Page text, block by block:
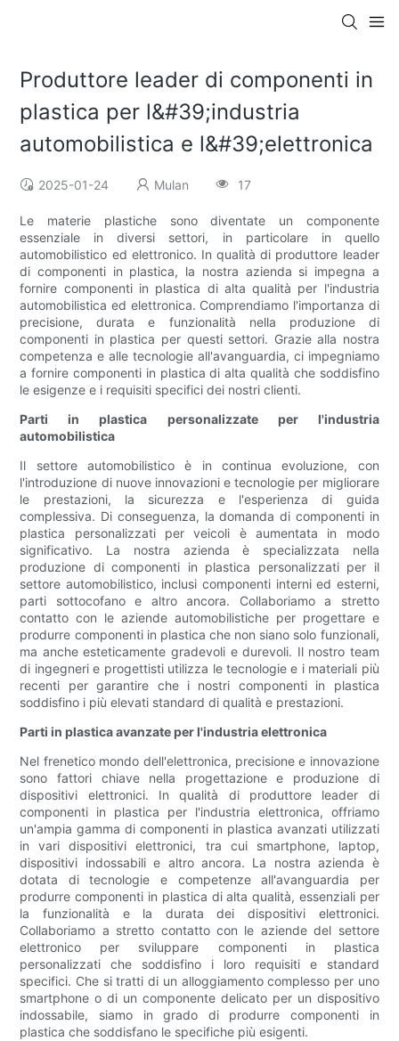
Produttore leader di componenti in
plastica per l&#39;industria
automobilistica e l&#39;elettronica
2025-01-24 Mulan 17
Le materie plastiche sono diventate un componente
essenziale in diversi settori, in particolare in quello
automobilistico ed elettronico. In qualità di produttore leader
di componenti in plastica, la nostra azienda si impegna a
fornire componenti in plastica di alta qualità per l'industria
automobilistica ed elettronica. Comprendiamo l'importanza di
precisione, durata e funzionalità nella produzione di
componenti in plastica per questi settori. Grazie alla nostra
competenza e alle tecnologie all'avanguardia, ci impegniamo
a fornire componenti in plastica di alta qualità che soddisfino
le esigenze e i requisiti specifici dei nostri clienti.
Parti in plastica personalizzate per l'industria
automobilistica
Il settore automobilistico è in continua evoluzione, con
l'introduzione di nuove innovazioni e tecnologie per migliorare
le prestazioni, la sicurezza e l'esperienza di guida
complessiva. Di conseguenza, la domanda di componenti in
plastica personalizzati per veicoli è aumentata in modo
significativo. La nostra azienda è specializzata nella
produzione di componenti in plastica personalizzati per il
settore automobilistico, inclusi componenti interni ed esterni,
parti sottocofano e altro ancora. Collaboriamo a stretto
contatto con le aziende automobilistiche per progettare e
produrre componenti in plastica che non siano solo funzionali,
ma anche esteticamente gradevoli e durevoli. Il nostro team
di ingegneri e progettisti utilizza le tecnologie e i materiali più
recenti per garantire che i nostri componenti in plastica
soddisfino i più elevati standard di qualità e prestazioni.
Parti in plastica avanzate per l'industria elettronica
Nel frenetico mondo dell'elettronica, precisione e innovazione
sono fattori chiave nella progettazione e produzione di
dispositivi elettronici. In qualità di produttore leader di
componenti in plastica per l'industria elettronica, offriamo
un'ampia gamma di componenti in plastica avanzati utilizzati
in vari dispositivi elettronici, tra cui smartphone, laptop,
dispositivi indossabili e altro ancora. La nostra azienda è
dotata di tecnologie e competenze all'avanguardia per
produrre componenti in plastica di alta qualità, essenziali per
la funzionalità e la durata dei dispositivi elettronici.
Collaboriamo a stretto contatto con le aziende del settore
elettronico per sviluppare componenti in plastica
personalizzati che soddisfino i loro requisiti e standard
specifici. Che si tratti di un alloggiamento complesso per uno
smartphone o di un componente delicato per un dispositivo
indossabile, siamo in grado di produrre componenti in
plastica che soddisfano le specifiche più esigenti.